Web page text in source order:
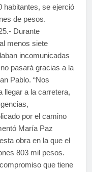
habitantes, se ejerció
de pesos.
Durante
menos siete
incomunicadas
pasará gracias a la
Pablo. “Nos
llegar a la carretera,
por el camino
María Paz
obra en la que el
803 mil pesos.
que tiene